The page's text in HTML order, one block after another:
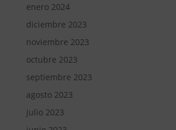
enero 2024
diciembre 2023
noviembre 2023
octubre 2023
septiembre 2023
agosto 2023
julio 2023